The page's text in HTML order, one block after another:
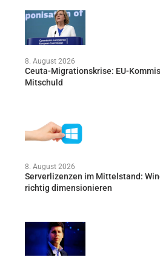
8. August 2026
Ceuta-Migrationskrise: EU-
Mitschuld
8. August 2026
Serverlizenzen im Mittelstand:
richtig dimensionieren